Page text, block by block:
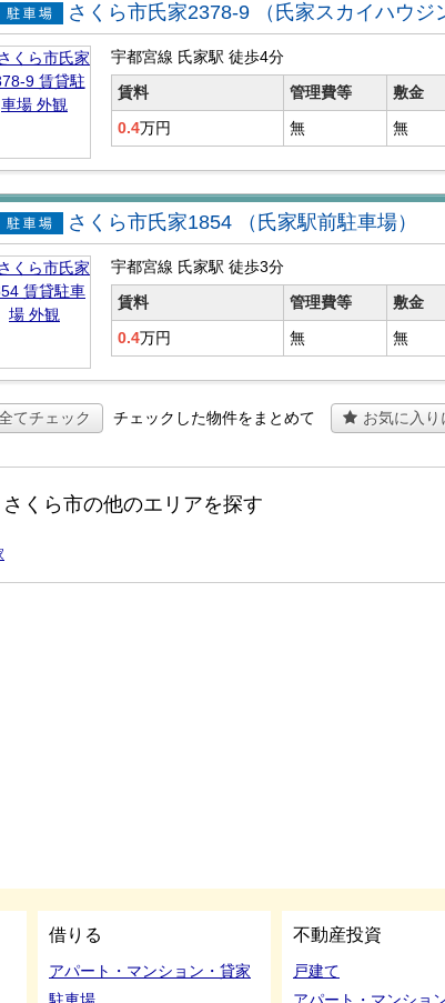
貸駐車
さくら市氏家2378-9 （氏家スカイハウジ
宇都宮線 氏家駅 徒歩4分
賃料
管理費等 敷金
0.4万円 無 無
貸駐車
さくら市氏家1854 （氏家駅前駐車場）
宇都宮線 氏家駅 徒歩3分
賃料
管理費等 敷金
0.4万円 無 無
てチェック チェックした物件をまとめて お気に入り
さくら市の他のエリアを探す
借りる
アパート・マンション・貸家
不動産投資
戸建て